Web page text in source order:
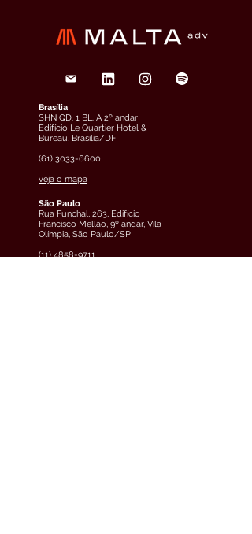
Brasília
SHN QD. 1 BL. A 2º andar
Edifício Le Quartier Hotel &
Bureau, Brasília/DF
(61) 3033-6600
veja o mapa
São Paulo
Rua Funchal, 263, Edifício
Francisco Mellão, 9º andar, Vila
Olímpia, São Paulo/SP
(11) 4858-9711